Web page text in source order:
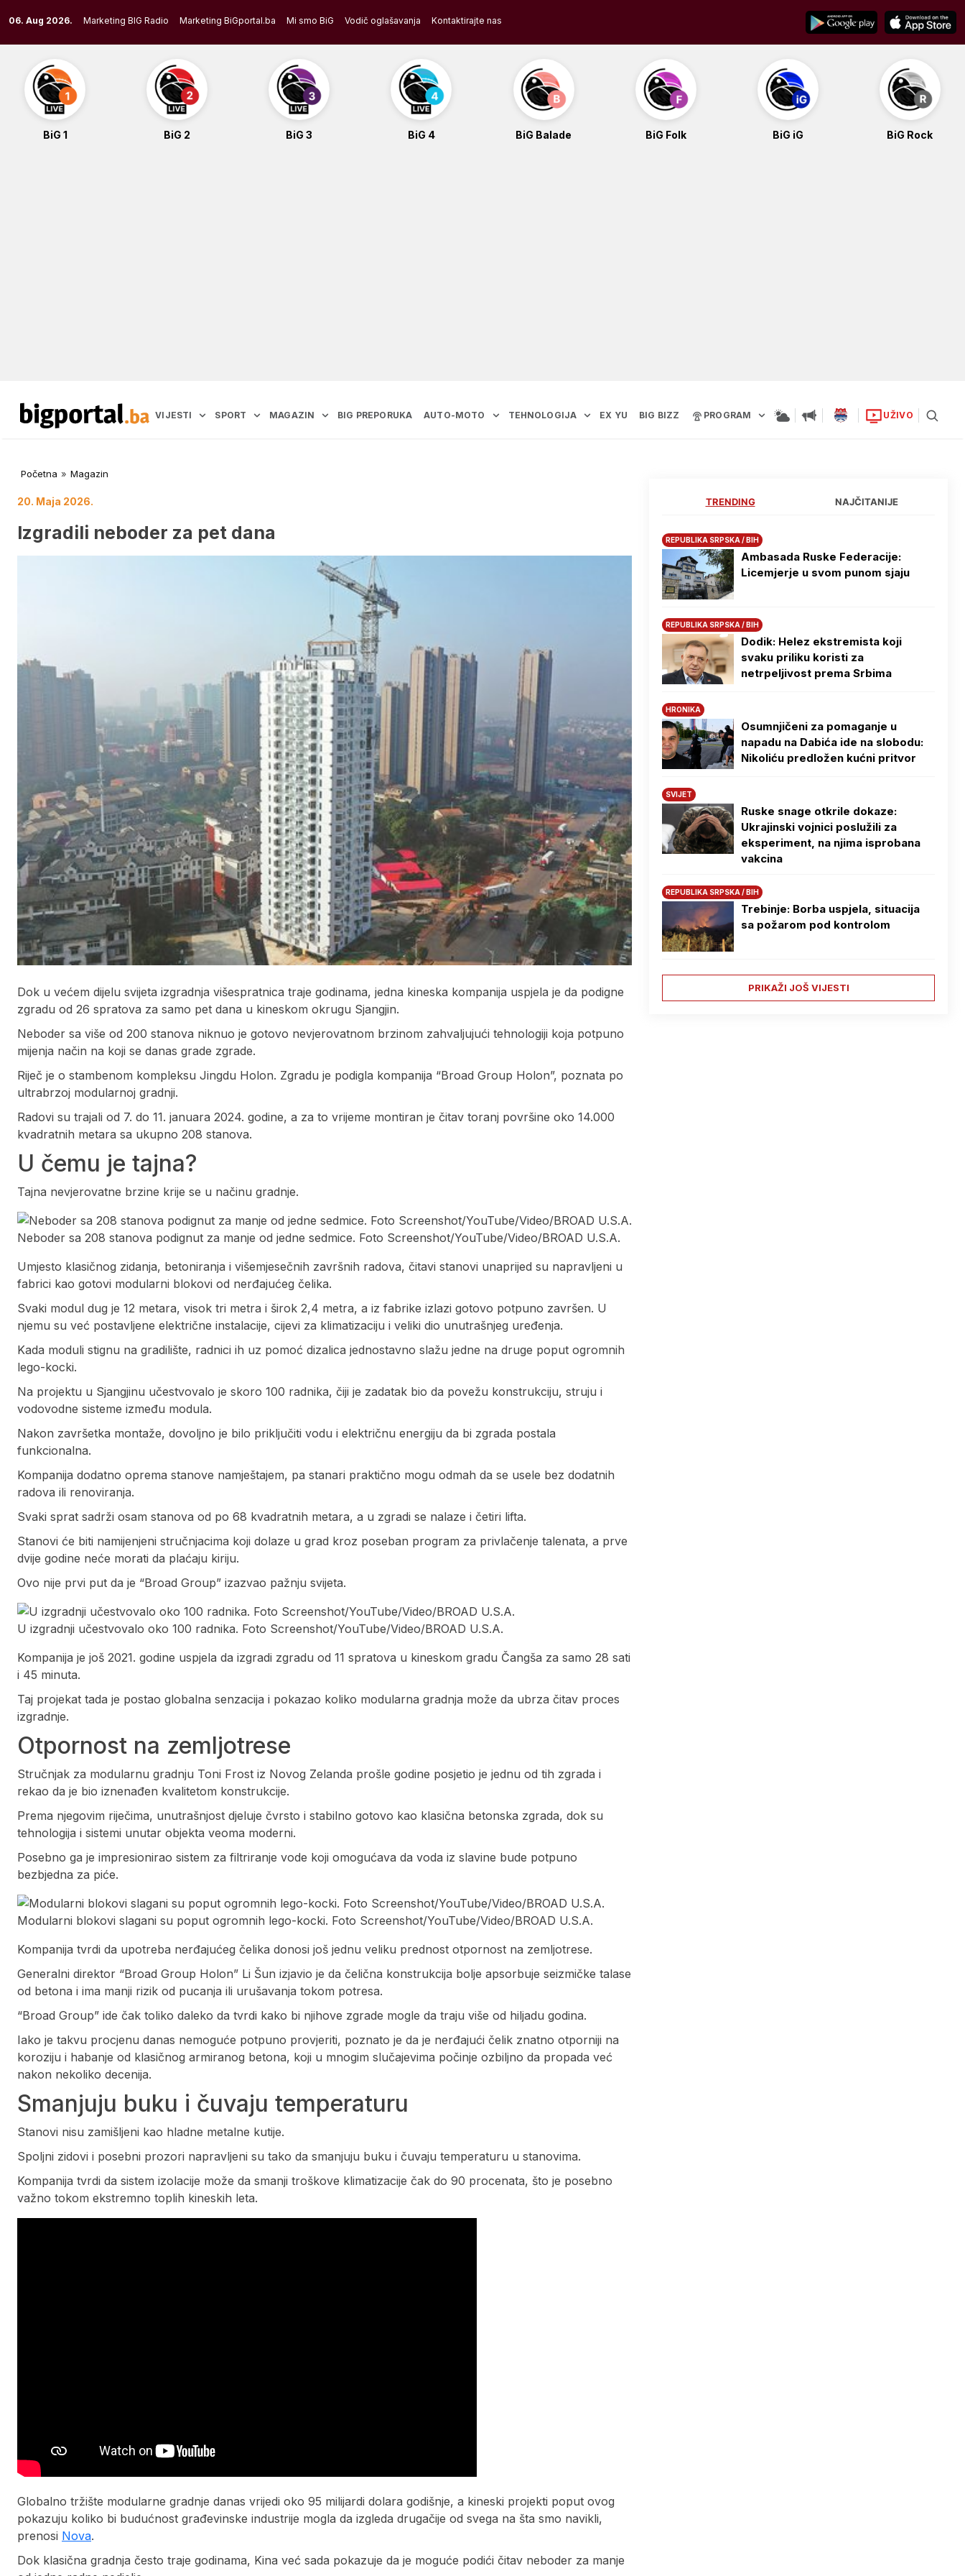
to
content
06. Aug 2026. Marketing BIG Radio Marketing BiGportal.ba Mi smo BiG Vodič oglašavanja Kontaktirajte nas
BiG 1 BiG 2 BiG 3 BiG 4 BiG Balade BiG Folk BiG iG BiG Rock
VIJESTI SPORT MAGAZIN BIG PREPORUKA AUTO-MOTO TEHNOLOGIJA EX YU BIG BIZZ PROGRAM UŽIVO
Početna » Magazin
20. Maja 2026.
Izgradili neboder za pet dana
Dok u većem dijelu svijeta izgradnja višespratnica traje godinama, jedna kineska kompanija uspjela je da podigne
zgradu od 26 spratova za samo pet dana u kineskom okrugu Sjangjin.
Neboder sa više od 200 stanova niknuo je gotovo nevjerovatnom brzinom zahvaljujući tehnologiji koja potpuno
mijenja način na koji se danas grade zgrade.
Riječ je o stambenom kompleksu Jingdu Holon. Zgradu je podigla kompanija “Broad Group Holon”, poznata po
ultrabrzoj modularnoj gradnji.
Radovi su trajali od 7. do 11. januara 2024. godine, a za to vrijeme montiran je čitav toranj površine oko 14.000
kvadratnih metara sa ukupno 208 stanova.
U čemu je tajna?
Tajna nevjerovatne brzine krije se u načinu gradnje.
Neboder sa 208 stanova podignut za manje od jedne sedmice. Foto Screenshot/YouTube/Video/BROAD U.S.A.
Umjesto klasičnog zidanja, betoniranja i višemjesečnih završnih radova, čitavi stanovi unaprijed su napravljeni u
fabrici kao gotovi modularni blokovi od nerđajućeg čelika.
Svaki modul dug je 12 metara, visok tri metra i širok 2,4 metra, a iz fabrike izlazi gotovo potpuno završen. U
njemu su već postavljene električne instalacije, cijevi za klimatizaciju i veliki dio unutrašnjeg uređenja.
Kada moduli stignu na gradilište, radnici ih uz pomoć dizalica jednostavno slažu jedne na druge poput ogromnih
lego-kocki.
Na projektu u Sjangjinu učestvovalo je skoro 100 radnika, čiji je zadatak bio da povežu konstrukciju, struju i
vodovodne sisteme između modula.
Nakon završetka montaže, dovoljno je bilo priključiti vodu i električnu energiju da bi zgrada postala
funkcionalna.
Kompanija dodatno oprema stanove namještajem, pa stanari praktično mogu odmah da se usele bez dodatnih
radova ili renoviranja.
Svaki sprat sadrži osam stanova od po 68 kvadratnih metara, a u zgradi se nalaze i četiri lifta.
Stanovi će biti namijenjeni stručnjacima koji dolaze u grad kroz poseban program za privlačenje talenata, a prve
dvije godine neće morati da plaćaju kiriju.
Ovo nije prvi put da je “Broad Group” izazvao pažnju svijeta.
U izgradnji učestvovalo oko 100 radnika. Foto Screenshot/YouTube/Video/BROAD U.S.A.
Kompanija je još 2021. godine uspjela da izgradi zgradu od 11 spratova u kineskom gradu Čangša za samo 28 sati
i 45 minuta.
Taj projekat tada je postao globalna senzacija i pokazao koliko modularna gradnja može da ubrza čitav proces
izgradnje.
Otpornost na zemljotrese
Stručnjak za modularnu gradnju Toni Frost iz Novog Zelanda prošle godine posjetio je jednu od tih zgrada i
rekao da je bio iznenađen kvalitetom konstrukcije.
Prema njegovim riječima, unutrašnjost djeluje čvrsto i stabilno gotovo kao klasična betonska zgrada, dok su
tehnologija i sistemi unutar objekta veoma moderni.
Posebno ga je impresionirao sistem za filtriranje vode koji omogućava da voda iz slavine bude potpuno
bezbjedna za piće.
Modularni blokovi slagani su poput ogromnih lego-kocki. Foto Screenshot/YouTube/Video/BROAD U.S.A.
Kompanija tvrdi da upotreba nerđajućeg čelika donosi još jednu veliku prednost otpornost na zemljotrese.
Generalni direktor “Broad Group Holon” Li Šun izjavio je da čelična konstrukcija bolje apsorbuje seizmičke talase
od betona i ima manji rizik od pucanja ili urušavanja tokom potresa.
“Broad Group” ide čak toliko daleko da tvrdi kako bi njihove zgrade mogle da traju više od hiljadu godina.
Iako je takvu procjenu danas nemoguće potpuno provjeriti, poznato je da je nerđajući čelik znatno otporniji na
koroziju i habanje od klasičnog armiranog betona, koji u mnogim slučajevima počinje ozbiljno da propada već
nakon nekoliko decenija.
Smanjuju buku i čuvaju temperaturu
Stanovi nisu zamišljeni kao hladne metalne kutije.
Spoljni zidovi i posebni prozori napravljeni su tako da smanjuju buku i čuvaju temperaturu u stanovima.
Kompanija tvrdi da sistem izolacije može da smanji troškove klimatizacije čak do 90 procenata, što je posebno
važno tokom ekstremno toplih kineskih leta.
Globalno tržište modularne gradnje danas vrijedi oko 95 milijardi dolara godišnje, a kineski projekti poput ovog
pokazuju koliko bi budućnost građevinske industrije mogla da izgleda drugačije od svega na šta smo navikli,
prenosi Nova.
Dok klasična gradnja često traje godinama, Kina već sada pokazuje da je moguće podići čitav neboder za manje
TRENDING NAJČITANIJE
REPUBLIKA SRPSKA / BIH
Ambasada Ruske Federacije:
Licemjerje u svom punom sjaju
REPUBLIKA SRPSKA / BIH
Dodik: Helez ekstremista koji
svaku priliku koristi za
netrpeljivost prema Srbima
HRONIKA
Osumnjičeni za pomaganje u
napadu na Dabića ide na slobodu:
Nikoliću predložen kućni pritvor
SVIJET
Ruske snage otkrile dokaze:
Ukrajinski vojnici poslužili za
eksperiment, na njima isprobana
vakcina
REPUBLIKA SRPSKA / BIH
Trebinje: Borba uspjela, situacija
sa požarom pod kontrolom
PRIKAŽI JOŠ VIJESTI